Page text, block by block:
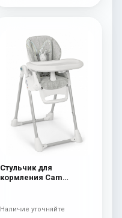
Стульчик для
кормления Cam
Наличие уточняйте